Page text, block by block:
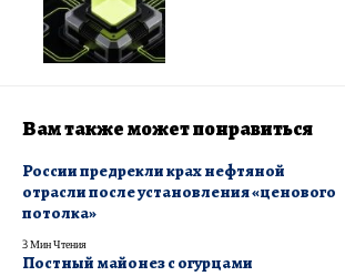
Вам также может понравиться
России предрекли крах нефтяной
отрасли после установления «ценового
потолка»
3 Мин Чтения
Постный майонез с огурцами